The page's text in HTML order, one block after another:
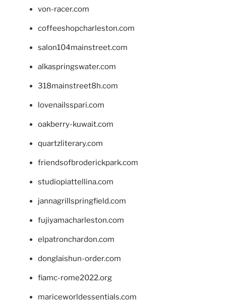
von-racer.com
coffeeshopcharleston.com
salon104mainstreet.com
alkaspringswater.com
318mainstreet8h.com
lovenailsspari.com
oakberry-kuwait.com
quartzliterary.com
friendsofbroderickpark.com
studiopiattellina.com
jannagrillspringfield.com
fujiyamacharleston.com
elpatronchardon.com
donglaishun-order.com
fiamc-rome2022.org
mariceworldessentials.com